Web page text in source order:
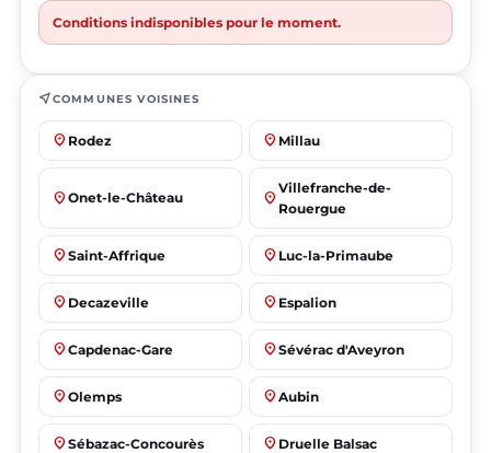
Conditions indisponibles pour le moment.
near_meCOMMUNES VOISINES
place Rodez place Millau
place Onet-le-Château place
Villefranche-de-
Rouergue
place Saint-Affrique place Luc-la-Primaube
place Decazeville place Espalion
place Capdenac-Gare place Sévérac d'Aveyron
place Olemps place Aubin
place Sébazac-Concourès place Druelle Balsac